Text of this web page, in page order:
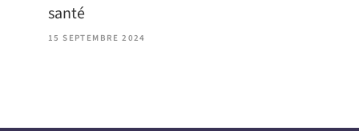
santé
15 SEPTEMBRE 2024